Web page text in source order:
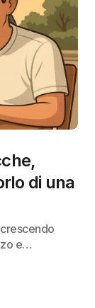
di una
e…